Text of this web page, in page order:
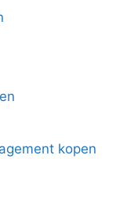
kopen